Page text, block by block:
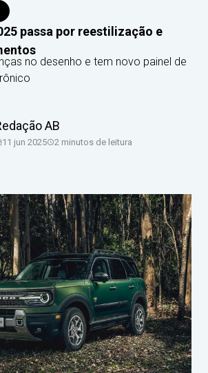
passa por reestilização e
no desenho e tem novo painel de
AB
11 jun 2025 2 minutos de leitura